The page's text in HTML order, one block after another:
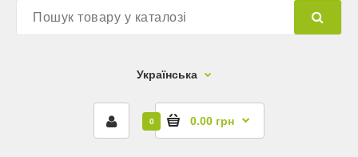
Українська
0 0.00 грн